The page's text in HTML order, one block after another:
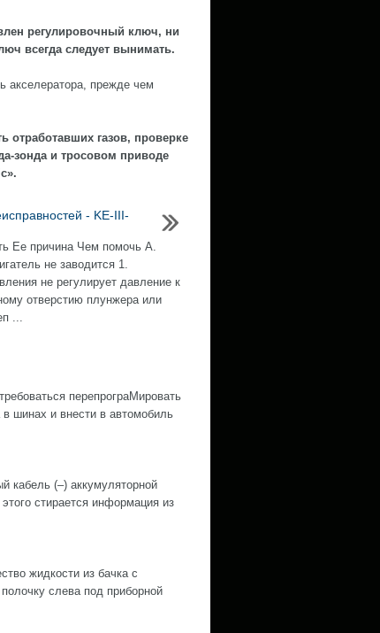
регулировочный ключ, ни
всегда следует вынимать.
акселератора, прежде чем
отработавших газов, проверке
зонда и тросовом приводе
- KE-III-
Ее причина Чем помочь А.
не заводится 1.
не регулирует давление к
отверстию плунжера или
...
перепрограМировать
шинах и внести в автомобиль
(–) аккумуляторной
стирается информация из
жидкости из бачка с
слева под приборной